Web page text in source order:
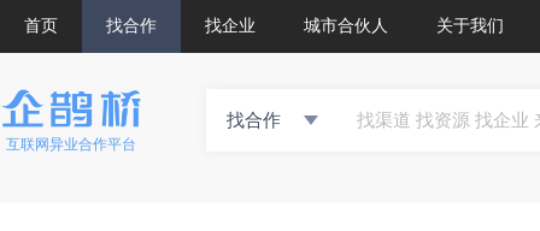
首页 找合作 找企业 城市合伙人 关于我们
互联网异业合作平台
找合作